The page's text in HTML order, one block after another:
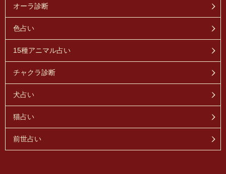
オーラ診断
色占い
15種アニマル占い
チャクラ診断
犬占い
猫占い
前世占い